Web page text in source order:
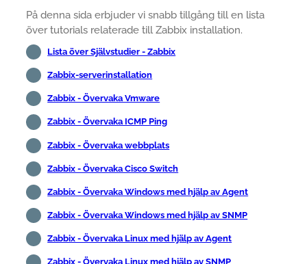
På denna sida erbjuder vi snabb tillgång till en lista
över tutorials relaterade till Zabbix installation.
Lista över Självstudier - Zabbix
Zabbix-serverinstallation
Zabbix - Övervaka Vmware
Zabbix - Övervaka ICMP Ping
Zabbix - Övervaka webbplats
Zabbix - Övervaka Cisco Switch
Zabbix - Övervaka Windows med hjälp av Agent
Zabbix - Övervaka Windows med hjälp av SNMP
Zabbix - Övervaka Linux med hjälp av Agent
Zabbix - Övervaka Linux med hjälp av SNMP